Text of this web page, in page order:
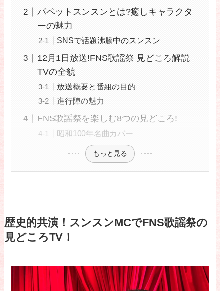
パペットスンスンとは?癒しキャラクタ
ーの魅力
SNSで話題沸騰中のスンスン
12月1日放送!FNS歌謡祭 見どころ解説
TVの全貌
放送概要と番組の目的
進行陣の魅力
FNS歌謡祭を楽しむ8つの見どころ!
昭和100年名曲カバー
もっと見る
歴史的共演！スンスンMCでFNS歌謡祭の
見どころTV！